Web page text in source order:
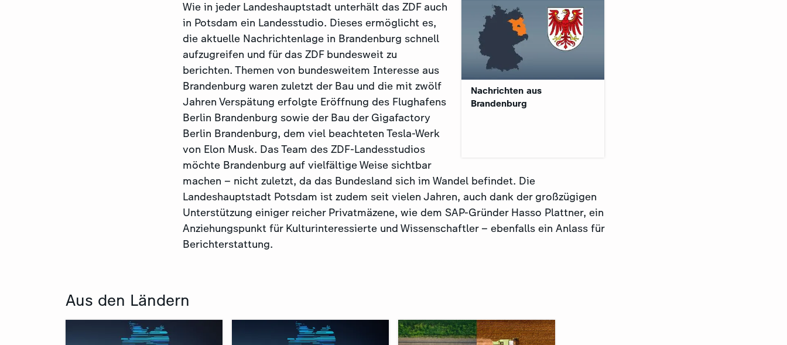
Nachrichten aus
Brandenburg
Wie in jeder Landeshauptstadt unterhält das ZDF auch
in Potsdam ein Landesstudio. Dieses ermöglicht es,
die aktuelle Nachrichtenlage in Brandenburg schnell
aufzugreifen und für das ZDF bundesweit zu
berichten. Themen von bundesweitem Interesse aus
Brandenburg waren zuletzt der Bau und die mit zwölf
Jahren Verspätung erfolgte Eröffnung des Flughafens
Berlin Brandenburg sowie der Bau der Gigafactory
Berlin Brandenburg, dem viel beachteten Tesla-Werk
von Elon Musk. Das Team des ZDF-Landesstudios
möchte Brandenburg auf vielfältige Weise sichtbar
machen – nicht zuletzt, da das Bundesland sich im Wandel befindet. Die
Landeshauptstadt Potsdam ist zudem seit vielen Jahren, auch dank der großzügigen
Unterstützung einiger reicher Privatmäzene, wie dem SAP-Gründer Hasso Plattner, ein
Anziehungspunkt für Kulturinteressierte und Wissenschaftler – ebenfalls ein Anlass für
Berichterstattung.
Aus den Ländern